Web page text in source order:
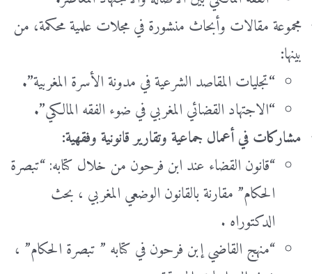
مجموعة مقالات وأبحاث منشورة في مجلات علمية محكمة، من
بينها:
“تجليات المقاصد الشرعية في مدونة الأسرة المغربية”.
“الاجتهاد القضائي المغربي في ضوء الفقه المالكي”.
مشاركات في أعمال جماعية وتقارير قانونية وفقهية:
“قانون القضاء عند ابن فرحون من خلال كتابه: “تبصرة
الحكام” مقارنة بالقانون الوضعي المغربي ، بحث
الدكتوراه .
“منهج القاضي إبن فرحون في كتابه ” تبصرة الحكام” ،